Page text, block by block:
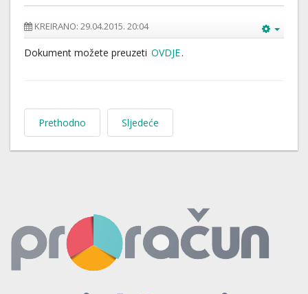
KREIRANO: 29.04.2015. 20:04
Dokument možete preuzeti OVDJE.
Prethodno Sljedeće